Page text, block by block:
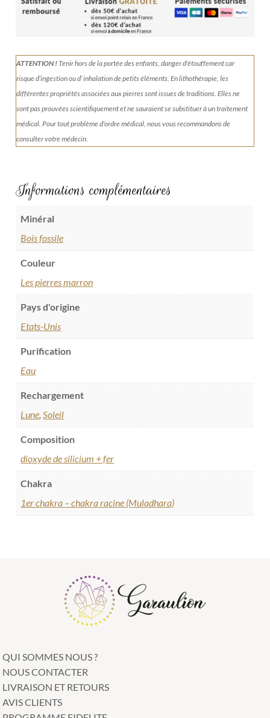
ATTENTION !Tenirhors de la portée des enfants, danger d'étouffement car
risque d’ingestion ou d’ inhalation de petits éléments.En lithothérapie, les
différentes propriétés associées aux pierres sont issues de traditions. Elles ne
sont pas prouvées scientifiquement et ne sauraient se substituer à un traitement
médical. Pour tout problème d'ordre médical, nous vous recommandons de
consulter votre médecin.
Informations complémentaires
Minéral
Bois fossile
Couleur
Les pierres marron
Pays d'origine
Etats-Unis
Purification
Eau
Rechargement
Lune Soleil
Composition
dioxyde de silicium + fer
Chakra
1er chakra – chakra racine (Muladhara)
QUI SOMMES NOUS ?
NOUS CONTACTER
LIVRAISON ET RETOURS
AVIS CLIENTS